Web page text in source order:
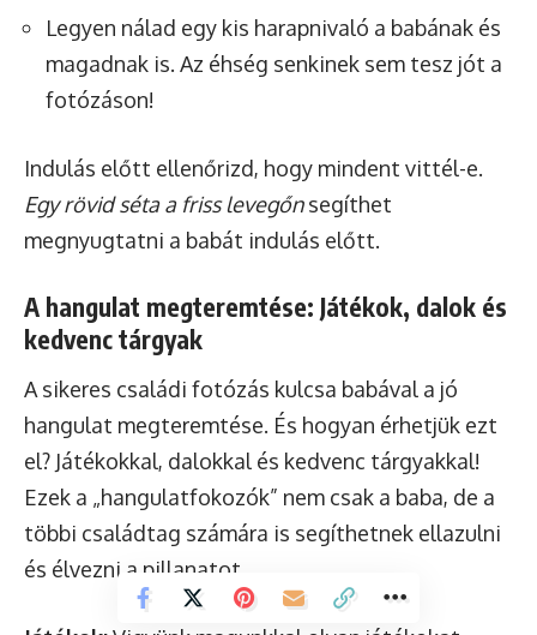
Legyen nálad egy kis harapnivaló a babának és
magadnak is. Az éhség senkinek sem tesz jót a
fotózáson!
Indulás előtt ellenőrizd, hogy mindent vittél-e.
Egy rövid séta a friss levegőnsegíthet
megnyugtatni a babát indulás előtt.
A hangulat megteremtése: Játékok, dalok és
kedvenc tárgyak
A sikeres családi fotózás kulcsa babával a jó
hangulat megteremtése. És hogyan érhetjük ezt
el? Játékokkal, dalokkal és kedvenc tárgyakkal!
Ezek a „hangulatfokozók” nem csak a baba, de a
többi családtag számára is segíthetnek ellazulni
és élvezni a pillanatot.